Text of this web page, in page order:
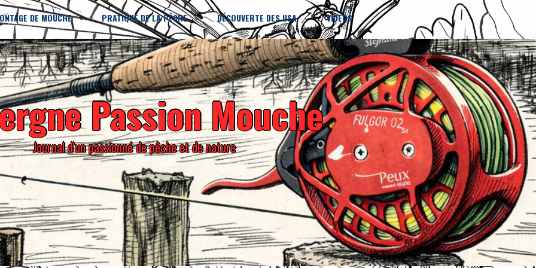
DE MOUCHE PRATIQUE DE LA PÊCHE DÉCOUVERTE DES USA VIDÉOS
Passion Mouche
Journal d'un passionné de pêche et de nature